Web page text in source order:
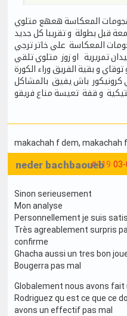
المعكاسة هعهع متلوي
المعكاسة علي خاتر ترجي
تمريرية او زوز متلوي تلقي
باش يفيق بالمشاكل
و قفة تعيسة مناع فريقو
makachah f dem, makachah
#119 03-
neder bachbaoueb
Sinon serieusement
Mon analyse
Personnellement je suis
Très agreablement surpris
confirme
Ghacha aussi un tres bon
Bougerra pas mal
Globalement nous avons
Rodriguez qu est ce que ce
avons un effectif pas mal